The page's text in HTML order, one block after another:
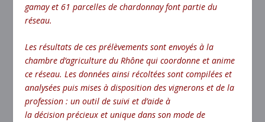
gamay et 61 parcelles de chardonnay font partie du
réseau.
Les résultats de ces prélèvements sont envoyés à la
chambre d’agriculture du Rhône qui coordonne et anime
ce réseau. Les données ainsi récoltées sont compilées et
analysées puis mises à disposition des vignerons et de la
profession : un outil de suivi et d’aide à
la décision précieux et unique dans son mode de